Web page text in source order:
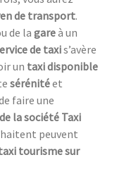
de transport.
de lagareà un
de taxis’avère
un taxi disponible
sérénitéet
faire une
la société Taxi
peuvent
tourisme sur